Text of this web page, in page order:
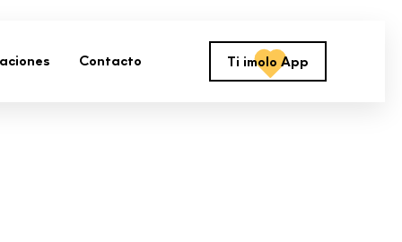
Contacto Ti imolo App